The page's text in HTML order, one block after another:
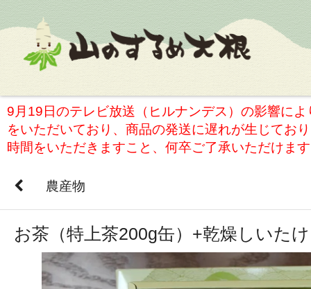
9月19日のテレビ放送（ヒルナンデス）の影響に
をいただいており、商品の発送に遅れが生じてお
時間をいただきますこと、何卒ご了承いただけま
農産物
お茶（特上茶200g缶）+乾燥しいた